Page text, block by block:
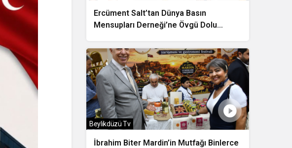
Ercüment Salt’tan Dünya Basın
Mensupları Derneği’ne Övgü Dolu
İbrahim Biter Mardin’in Mutfağı Binlerce
Beylikdüzü Tv